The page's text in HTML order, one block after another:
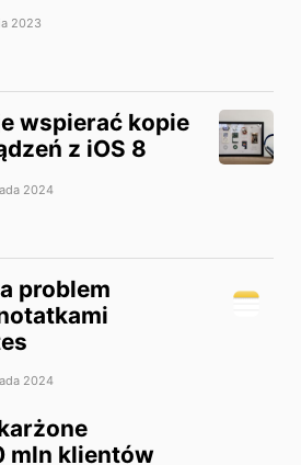
2023
wspierać kopie
z iOS 8
2024
problem
2024
mln klientów